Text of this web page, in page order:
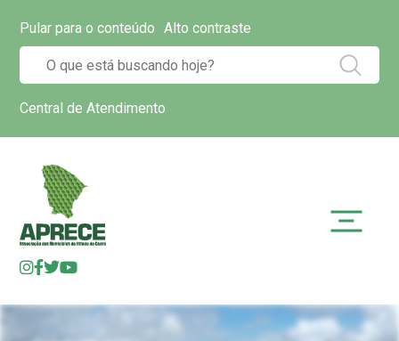
Pular para o conteúdo Alto contraste
Central de Atendimento